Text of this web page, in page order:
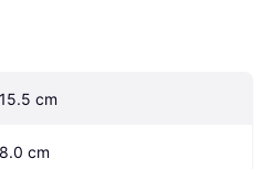
15.5 cm
8.0 cm